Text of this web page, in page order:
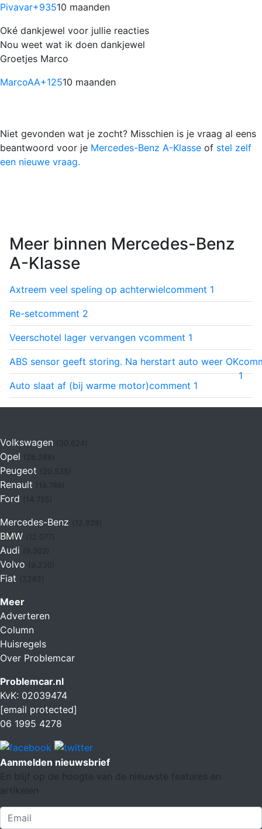
Pivavar+93510 maanden
Oké dankjewel voor jullie reacties
Nou weet wat ik doen dankjewel
Groetjes Marco
MarcoAA+12510 maanden
Niet gevonden wat je zocht? Misschien is je vraag al eens
beantwoord voor je Mercedes-Benz A-Klasse of stel zelf
een nieuwe vraag.
Meer binnen Mercedes-Benz
A-Klasse
Axtreem veel speling op achterwielcomment 1
Re-setcomment 2
Veerschotel lager vervangen vcomment 1
ABS sensor geeft storing. Na herstart auto weer OK
1
Auto slaat af (bij warme motor)comment 1
Volkswagen (30.624)
Opel
Peugeot
Renault (19.746)
Ford (14.755)
Mercedes-Benz
BMW
Audi
Volvo
Fiat (7.262)
Meer
Adverteren
Column
Huisregels
Over Problemcar
Problemcar.nl
KvK: 02039474
[email protected]
06 1995 4278
Aanmelden nieuwsbrief
En blijf op de hoogte van de nieuwste features en
artikelen